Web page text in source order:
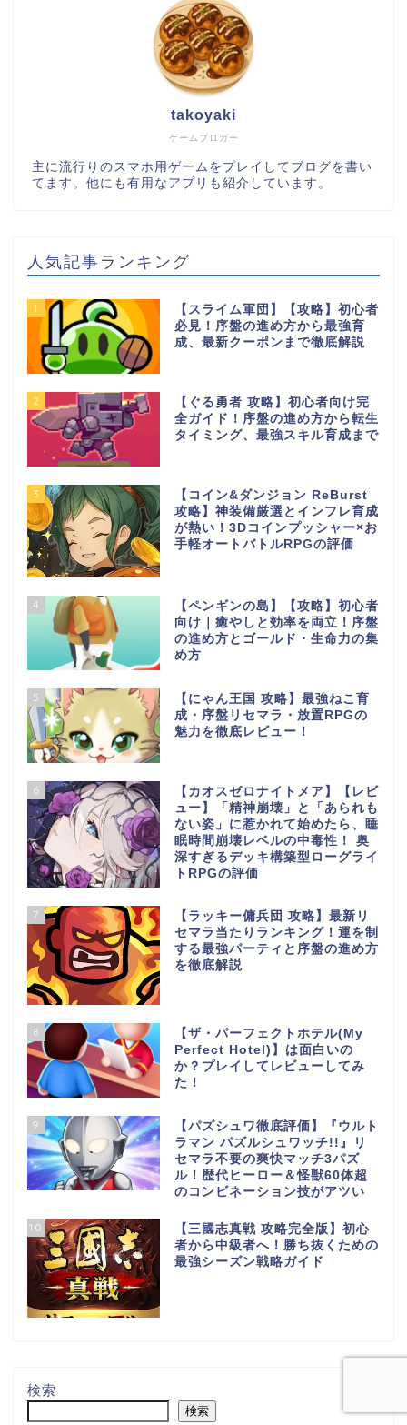
ゲームブロガー
takoyaki
主に流行りのスマホ用ゲームをプレイしてブログを書い
てます。他にも有用なアプリも紹介しています。
人気記事ランキング
1
【スライム軍団】【攻略】初心者
必見！序盤の進め方から最強育
成、最新クーポンまで徹底解説
2
【ぐる勇者 攻略】初心者向け完
全ガイド！序盤の進め方から転生
タイミング、最強スキル育成まで
3
【コイン&ダンジョン ReBurst
攻略】神装備厳選とインフレ育成
が熱い！3Dコインプッシャー×お
手軽オートバトルRPGの評価
4
【ペンギンの島】【攻略】初心者
向け｜癒やしと効率を両立！序盤
の進め方とゴールド・生命力の集
め方
5
【にゃん王国 攻略】最強ねこ育
成・序盤リセマラ・放置RPGの
魅力を徹底レビュー！
6
【カオスゼロナイトメア】【レビ
ュー】「精神崩壊」と「あられも
ない姿」に惹かれて始めたら、睡
眠時間崩壊レベルの中毒性！ 奥
深すぎるデッキ構築型ローグライ
トRPGの評価
7
【ラッキー傭兵団 攻略】最新リ
セマラ当たりランキング！運を制
する最強パーティと序盤の進め方
を徹底解説
8
【ザ・パーフェクトホテル(My
Perfect Hotel)】は面白いの
か？プレイしてレビューしてみ
た！
9
【パズシュワ徹底評価】『ウルト
ラマン パズルシュワッチ!!』リ
セマラ不要の爽快マッチ3パズ
ル！歴代ヒーロー＆怪獣60体超
のコンビネーション技がアツい
10
【三國志真戦 攻略完全版】初心
者から中級者へ！勝ち抜くための
最強シーズン戦略ガイド
検索
検索